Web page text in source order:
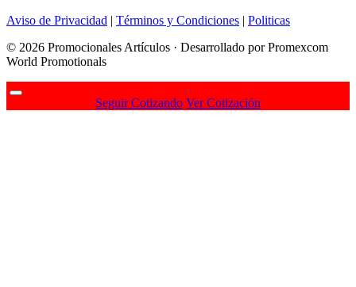
Aviso de Privacidad | Términos y Condiciones | Politicas
© 2026 Promocionales Artículos · Desarrollado por Promexcom
World Promotionals
Seguir Cotizando Ver Cotización